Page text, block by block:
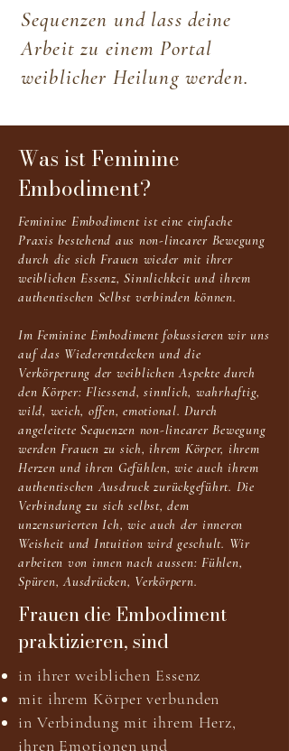
Sequenzen und lass deine
Arbeit zu einem Portal
weiblicher Heilung werden.​​​
Was ist Feminine
Embodiment?
Feminine Embodiment ist eine einfache
Praxis bestehend aus non-linearer Bewegung
durch die sich Frauen wieder mit ihrer
weiblichen Essenz, Sinnlichkeit und ihrem
authentischen Selbst verbinden können.
Im Feminine Embodiment fokussieren wir uns
auf das Wiederentdecken und die
Verkörperung der weiblichen Aspekte durch
den Körper: Fliessend, sinnlich, wahrhaftig,
wild, weich, offen, emotional. Durch
angeleitete Sequenzen non-linearer Bewegung
werden Frauen zu sich, ihrem Körper, ihrem
Herzen und ihren Gefühlen, wie auch ihrem
authentischen Ausdruck zurückgeführt. Die
Verbindung zu sich selbst, dem
unzensurierten Ich, wie auch der inneren
Weisheit und Intuition wird geschult. Wir
arbeiten von innen nach aussen: Fühlen,
Spüren, Ausdrücken, Verkörpern.​​
Frauen die Embodiment
praktizieren, sind
in ihrer weiblichen Essenz
mit ihrem Körper verbunden
in Verbindung mit ihrem Herz,
ihren Emotionen und